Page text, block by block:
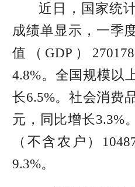
近日，国家统
成绩单显示，一季
值（GDP）
4.8%。全国规模以
长6.5%。社会消费
元，同比增长3.3%
（不含农户）
9.3%。